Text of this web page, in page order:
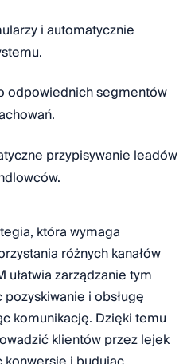
i automatycznie
odpowiednich segmentów
przypisywanie leadów
która wymaga
różnych kanałów
ułatwia zarządzanie tym
i obsługę
komunikację. Dzięki temu
klientów przez lejek